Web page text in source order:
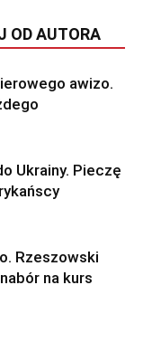
OD AUTORA
awizo.
Ukrainy. Pieczę
Rzeszowski
na kurs